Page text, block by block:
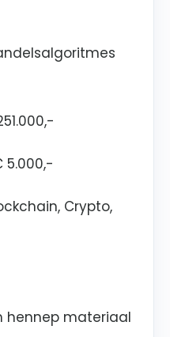
5.000,-
Crypto,
hennep materiaal